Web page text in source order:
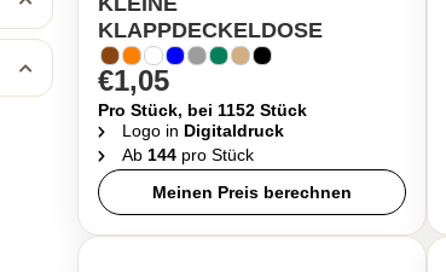
KLAPPDECKELDOSE
€1,05
Pro Stück, bei 1152 Stück
Logo in Digitaldruck
Ab 144 pro Stück
Meinen Preis berechnen